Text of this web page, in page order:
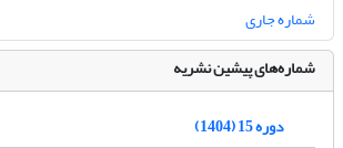
شماره جاری
شماره‌های پیشین نشریه
دوره 15 (1404)